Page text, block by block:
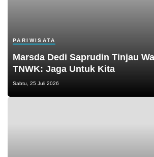
PARIWISATA
Marsda Dedi Saprudin Tinjau
TNWK: Jaga Untuk Kita
Sabtu, 25 Juli 2026